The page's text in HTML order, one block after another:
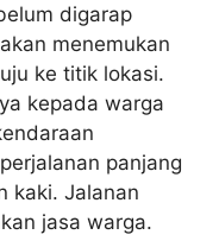
digarap
menemukan
ke titik lokasi.
kepada warga
panjang
kaki. Jalanan
jasa warga.